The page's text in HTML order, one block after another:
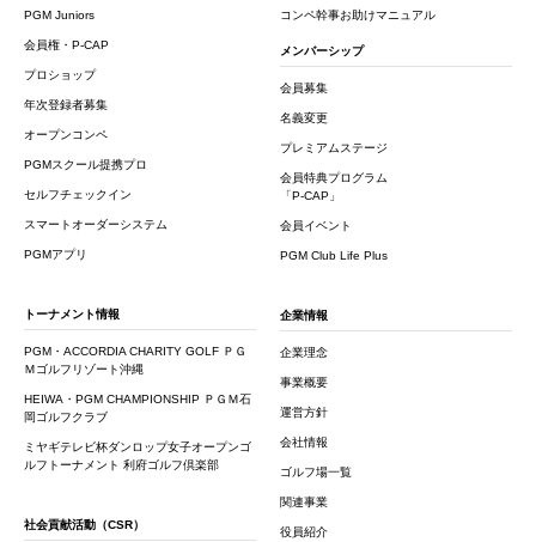
PGM Juniors
会員権・P-CAP
プロショップ
年次登録者募集
オープンコンペ
PGMスクール提携プロ
セルフチェックイン
スマートオーダーシステム
PGMアプリ
コンペ幹事お助けマニュアル
メンバーシップ
会員募集
名義変更
プレミアムステージ
会員特典プログラム
「P-CAP」
会員イベント
PGM Club Life Plus
トーナメント情報
PGM・ACCORDIA CHARITY GOLF ＰＧ
Ｍゴルフリゾート沖縄
HEIWA・PGM CHAMPIONSHIP ＰＧＭ石
岡ゴルフクラブ
ミヤギテレビ杯ダンロップ女子オープンゴ
ルフトーナメント 利府ゴルフ倶楽部
企業情報
企業理念
事業概要
運営方針
会社情報
ゴルフ場一覧
関連事業
役員紹介
社会貢献活動（CSR）